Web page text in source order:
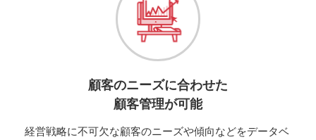
顧客のニーズに合わせた
顧客管理が可能
経営戦略に不可欠な顧客のニーズや傾向などをデータベ